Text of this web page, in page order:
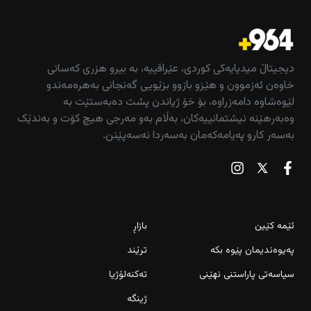
دیجیتاڵ میدیایەکی کوردی، عێراقییە، بە بیرو هزری کەسانی
خاوەن ئەزموون و هێزو بازوو بزێویی گەنجانی بەهرەمەندو
لێوەشاوە دامەزراوە، بۆ خۆ ژیاندن پشت دەبەستێت بە
وەبەرهێنە نیشتمانییەکان، بەڵام بەو مەرجی هیچ کۆت و بەندێک
بەسەر کارو پەیامەکەمان بەسەردا نەسەپێنن.
ئێمە کێین
پەیوەندیمان پێوە بکە
سیاسەتی پاراستنی نهێنی
بازاڕ
ترێند
تەکنەلۆژیا
ژینگە